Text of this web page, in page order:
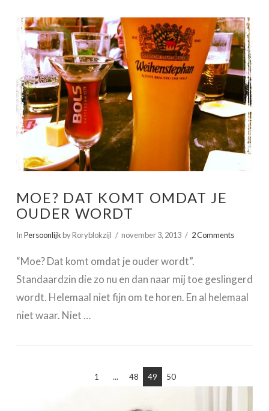
VIEW POST
MOE? DAT KOMT OMDAT JE
OUDER WORDT
InPersoonlijk by Roryblokzijl november 3, 2013 2 Comments
“Moe? Dat komt omdat je ouder wordt”.
Standaardzin die zo nu en dan naar mij toe geslingerd
wordt. Helemaal niet fijn om te horen. En al helemaal
niet waar. Niet …
1 ... 48 49 50